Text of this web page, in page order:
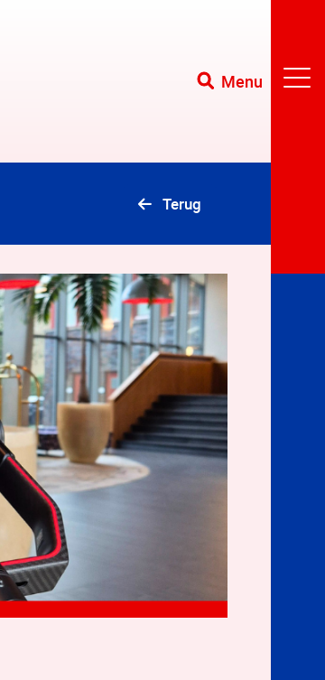
Menu
Terug